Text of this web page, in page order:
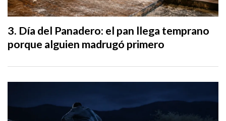
Día del Panadero: el pan llega temprano
porque alguien madrugó primero